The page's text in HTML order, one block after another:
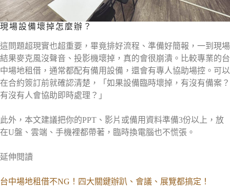
現場設備壞掉怎麼辦？
這問題超現實也超重要，畢竟排好流程、準備好簡報，一到現場
結果麥克風沒聲音、投影機壞掉，真的會很崩潰。比較專業的台
中場地租借，通常都配有備用設備，還會有專人協助場控。可以
在合約簽訂前就確認清楚，「如果設備臨時壞掉，有沒有備案？
有沒有人會協助即時處理？」
此外，本文建議把你的PPT、影片或備用資料準備3份以上，放
在U盤、雲端、手機裡都帶著，臨時換電腦也不慌張。
延伸閱讀
台中場地租借不NG！四大關鍵辦趴、會議、展覽都搞定！